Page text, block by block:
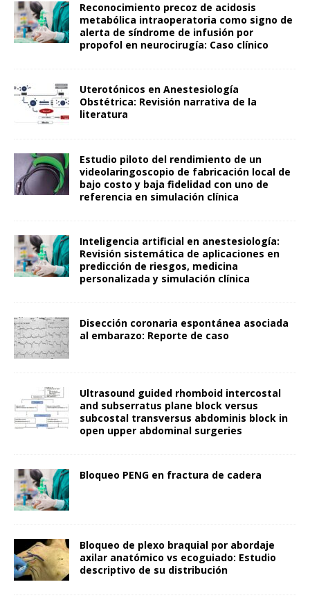
Reconocimiento precoz de acidosis
metabólica intraoperatoria como signo de
alerta de síndrome de infusión por
propofol en neurocirugía: Caso clínico
Uterotónicos en Anestesiología
Obstétrica: Revisión narrativa de la
literatura
Estudio piloto del rendimiento de un
videolaringoscopio de fabricación local de
bajo costo y baja fidelidad con uno de
referencia en simulación clínica
Inteligencia artificial en anestesiología:
Revisión sistemática de aplicaciones en
predicción de riesgos, medicina
personalizada y simulación clínica
Disección coronaria espontánea asociada
al embarazo: Reporte de caso
Ultrasound guided rhomboid intercostal
and subserratus plane block versus
subcostal transversus abdominis block in
open upper abdominal surgeries
Bloqueo PENG en fractura de cadera
Bloqueo de plexo braquial por abordaje
axilar anatómico vs ecoguiado: Estudio
descriptivo de su distribución